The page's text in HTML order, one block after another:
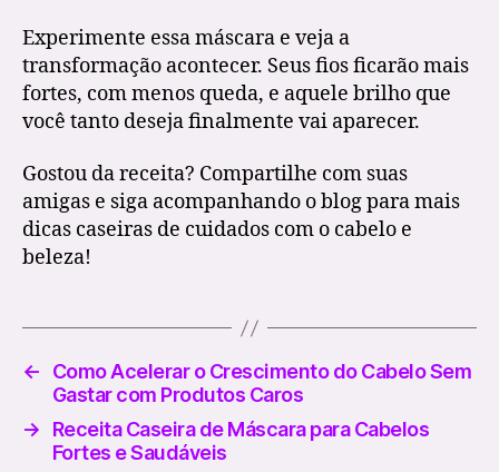
Experimente essa máscara e veja a
transformação acontecer. Seus fios ficarão mais
fortes, com menos queda, e aquele brilho que
você tanto deseja finalmente vai aparecer.
Gostou da receita? Compartilhe com suas
amigas e siga acompanhando o blog para mais
dicas caseiras de cuidados com o cabelo e
beleza!
←
Como Acelerar o Crescimento do Cabelo Sem
Gastar com Produtos Caros
→
Receita Caseira de Máscara para Cabelos
Fortes e Saudáveis